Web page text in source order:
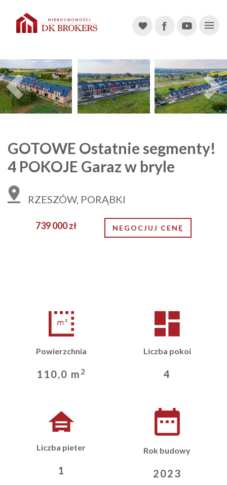
Main Navigation
Previous
GOTOWE Ostatnie segmenty!
4 POKOJE Garaz w bryle
NEGOCJUJ CENĘ
739 000 zł
RZESZÓW, PORĄBKI
Powierzchnia
110,0 m 2
Liczba pokoi
4
Liczba pieter
1
Rok budowy
2023